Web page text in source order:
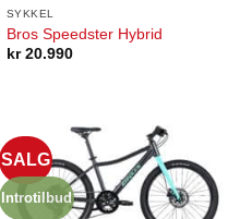
SYKKEL
Bros Speedster Hybrid
kr20.990
SALG
Introtilbud